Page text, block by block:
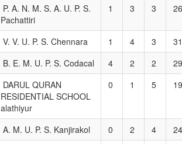
P. A. N. M. S. A. U. P. S.
Pachattiri
1 3 3 26
V. V. U. P. S. Chennara 1 4 3
31
B. E. M. U. P. S. Codacal 4 2 2
29
DARUL QURAN
RESIDENTIAL SCHOOL
alathiyur
0 1 5 19
A. M. U. P. S. Kanjirakol 0 2 4
24